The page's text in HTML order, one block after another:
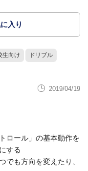
入り
生向け ドリブル
2019/04/19
ロール」の基本動作を
する
でも方向を変えたり、